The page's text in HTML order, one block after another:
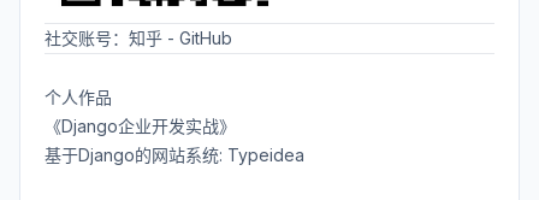
社交账号： 知乎 - GitHub
个人作品
《Django企业开发实战》
基于Django的网站系统: Typeidea